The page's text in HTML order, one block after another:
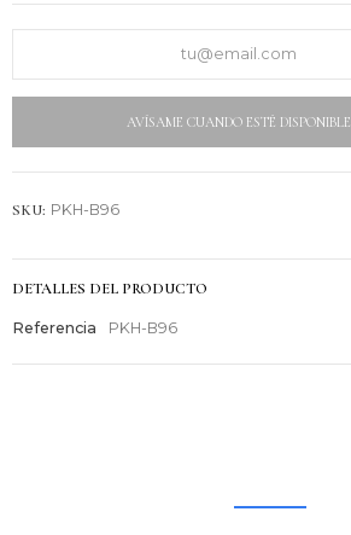
AVÍSAME CUANDO ESTÉ DISPONIBLE
SKU: PKH-B96
DETALLES DEL PRODUCTO
Referencia PKH-B96